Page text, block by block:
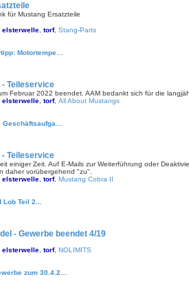
für Mustang Ersatzteile
elsterwelle torf, Stang-Parts
Motortempe…
- Teileservice
Februar 2022 beendet. AAM bedankt sich für die
elsterwelle torf, All About Mustangs
Geschäftsaufga…
- Teileservice
einiger Zeit. Auf E-Mails zur Weiterführung oder
daher vorübergehend "zu".
elsterwelle torf, Mustang Cobra II
Teil 2...
- Gewerbe beendet 4/19
elsterwelle torf, NOLIMITS
zum 30.4.2…